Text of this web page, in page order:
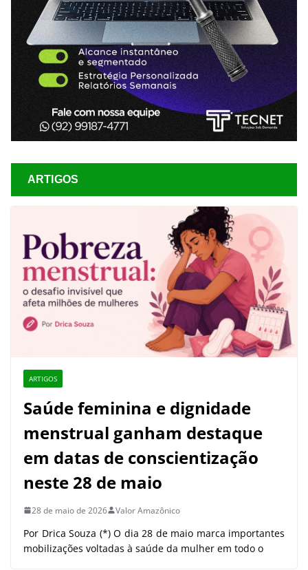
ARTIGOS
ARTIGOS
Saúde feminina e dignidade
menstrual ganham destaque
em datas de conscientização
neste 28 de maio
28 de maio de 2026 Valor Amazônico
Por Drica Souza (*) O dia 28 de maio marca importantes
mobilizações voltadas à saúde da mulher em todo o